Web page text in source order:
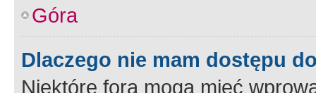
Góra
Dlaczego nie mam dostępu
Niektóre fora mogą mieć